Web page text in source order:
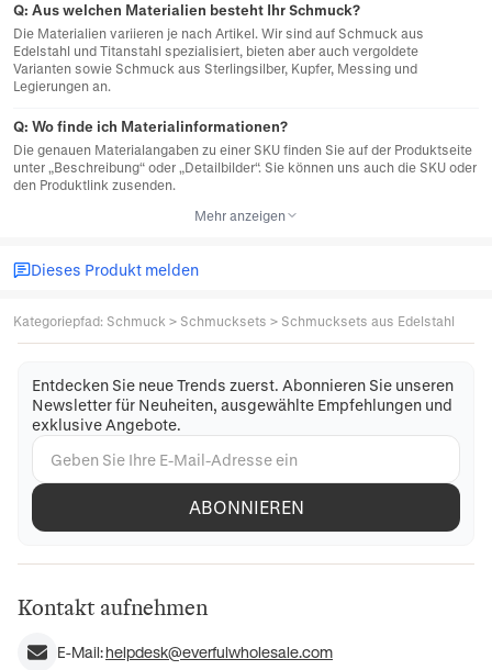
Q: Aus welchen Materialien besteht Ihr Schmuck?
Die Materialien variieren je nach Artikel. Wir sind auf Schmuck aus
Edelstahl und Titanstahl spezialisiert, bieten aber auch vergoldete
Varianten sowie Schmuck aus Sterlingsilber, Kupfer, Messing und
Legierungen an.
Q: Wo finde ich Materialinformationen?
Die genauen Materialangaben zu einer SKU finden Sie auf der Produktseite
unter „Beschreibung“ oder „Detailbilder“. Sie können uns auch die SKU oder
den Produktlink zusenden.
Mehr anzeigen
Dieses Produkt melden
Kategoriepfad: Schmuck > Schmucksets > Schmucksets aus Edelstahl
Entdecken Sie neue Trends zuerst. Abonnieren Sie unseren
Newsletter für Neuheiten, ausgewählte Empfehlungen und
exklusive Angebote.
ABONNIEREN
Kontakt aufnehmen
E-Mail:helpdesk@everfulwholesale.com